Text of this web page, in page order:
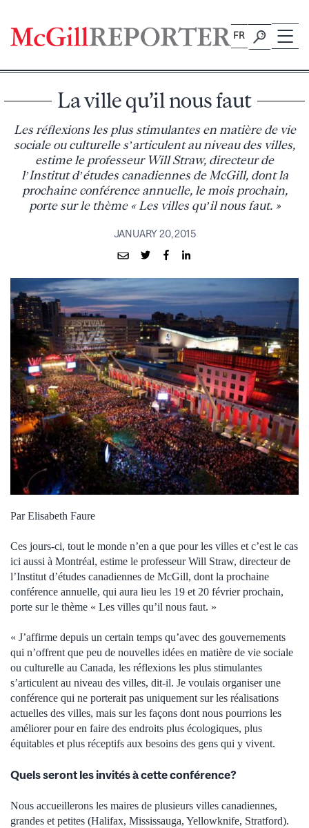
content
FR
La ville qu’il nous faut
Les réflexions les plus stimulantes en matière de vie
sociale ou culturelle s’articulent au niveau des villes,
estime le professeur Will Straw, directeur de
l’Institut d’études canadiennes de McGill, dont la
prochaine conférence annuelle, le mois prochain,
porte sur le thème « Les villes qu’il nous faut. »
JANUARY 20, 2015
Par Elisabeth Faure
Ces jours-ci, tout le monde n’en a que pour les villes et c’est le cas
ici aussi à Montréal, estime le professeur Will Straw, directeur de
l’Institut d’études canadiennes de McGill, dont la prochaine
conférence annuelle, qui aura lieu les 19 et 20 février prochain,
porte sur le thème « Les villes qu’il nous faut. »
« J’affirme depuis un certain temps qu’avec des gouvernements
qui n’offrent que peu de nouvelles idées en matière de vie sociale
ou culturelle au Canada, les réflexions les plus stimulantes
s’articulent au niveau des villes, dit-il. Je voulais organiser une
conférence qui ne porterait pas uniquement sur les réalisations
actuelles des villes, mais sur les façons dont nous pourrions les
améliorer pour en faire des endroits plus écologiques, plus
équitables et plus réceptifs aux besoins des gens qui y vivent.
Quels seront les invités à cette conférence?
Nous accueillerons les maires de plusieurs villes canadiennes,
grandes et petites (Halifax, Mississauga, Yellowknife, Stratford).